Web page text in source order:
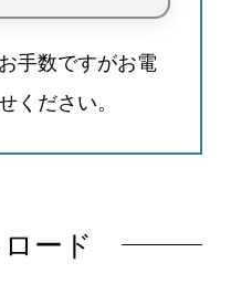
手数ですがお電
ください。
ード